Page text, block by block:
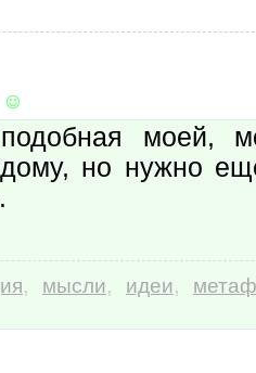
моей,
но нужно
, мысли, идеи,